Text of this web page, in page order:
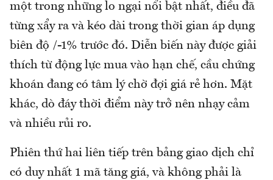
một trong những lo ngại nổi bật nhất, điều đã
từng xẩy ra và kéo dài trong thời gian áp dụng
biên độ /-1% trước đó. Diễn biến này được giải
thích từ động lực mua vào hạn chế, cầu chứng
khoán đang có tâm lý chờ đợi giá rẻ hơn. Mặt
khác, dò đáy thời điểm này trở nên nhạy cảm
và nhiều rủi ro.
Phiên thứ hai liên tiếp trên bảng giao dịch chỉ
có duy nhất 1 mã tăng giá, và không phải là